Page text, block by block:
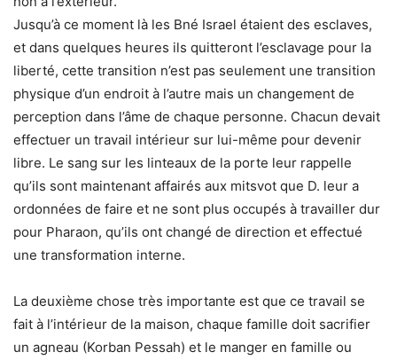
Jusqu’à ce moment là les Bné Israel étaient des esclaves,
et dans quelques heures ils quitteront l’esclavage pour la
liberté, cette transition n’est pas seulement une transition
physique d’un endroit à l’autre mais un changement de
perception dans l’âme de chaque personne. Chacun devait
effectuer un travail intérieur sur lui-même pour devenir
libre. Le sang sur les linteaux de la porte leur rappelle
qu’ils sont maintenant affairés aux mitsvot que D. leur a
ordonnées de faire et ne sont plus occupés à travailler dur
pour Pharaon, qu’ils ont changé de direction et effectué
une transformation interne.
La deuxième chose très importante est que ce travail se
fait à l’intérieur de la maison, chaque famille doit sacrifier
un agneau (Korban Pessah) et le manger en famille ou